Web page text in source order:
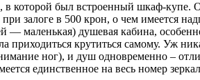
которой был встроенный шкаф-купе.
залоге в 500 крон, о чем имеется
маленькая) душевая кабина,
крутиться самому. Уж
ног), и душ одновременно –
единственное на весь номер